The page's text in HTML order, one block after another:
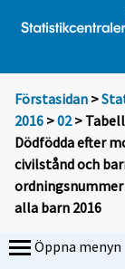
Förstasidan >
2016 >02>
Dödfödda efter
civilstånd och
ordningsnummer
alla barn 2016
Öppna menyn